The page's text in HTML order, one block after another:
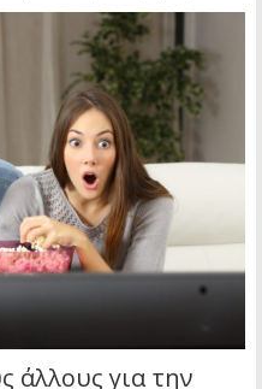
άλλους για την